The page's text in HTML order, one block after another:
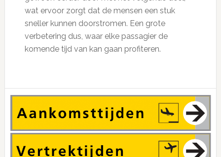
wat ervoor zorgt dat de mensen een stuk
sneller kunnen doorstromen. Een grote
verbetering dus, waar elke passagier de
komende tijd van kan gaan profiteren.